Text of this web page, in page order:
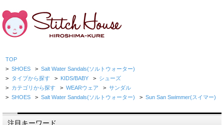
TOP
> SHOES > Salt Water Sandals(ソルトウォーター)
> タイプから探す > KIDS/BABY > シューズ
> カテゴリから探す > WEARウェア > サンダル
> SHOES > Salt Water Sandals(ソルトウォーター) > Sun San Swimmer(スイマー)
注目キーワード